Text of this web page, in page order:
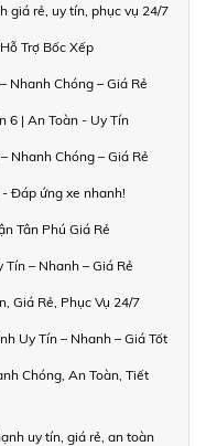
giá rẻ, uy tín, phục vụ 24/7
Trợ Bốc Xếp
Nhanh Chóng – Giá Rẻ
6 | An Toàn - Uy Tín
Nhanh Chóng – Giá Rẻ
Đáp ứng xe nhanh!
Tân Phú Giá Rẻ
– Nhanh – Giá Rẻ
Giá Rẻ, Phục Vụ 24/7
Uy Tín – Nhanh – Giá Tốt
Chóng, An Toàn, Tiết
uy tín, giá rẻ, an toàn